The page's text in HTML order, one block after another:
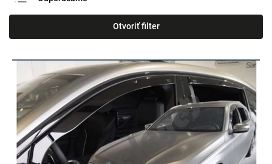
Najlacnejšie
Najdrahšie
Abecedne
Otvoriť filter